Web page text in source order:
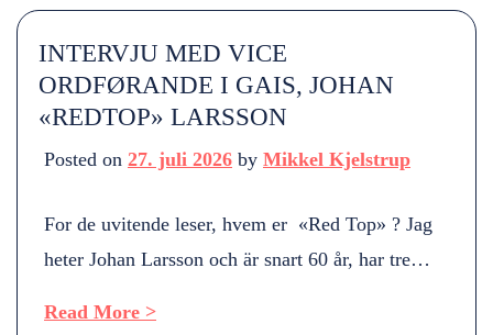
[…]
INTERVJU MED VICE
ORDFØRANDE I GAIS, JOHAN
«REDTOP» LARSSON
Posted on 27. juli 2026 by Mikkel Kjelstrup
For de uvitende leser, hvem er «Red Top» ? Jag
heter Johan Larsson och är snart 60 år, har tre
Read More >